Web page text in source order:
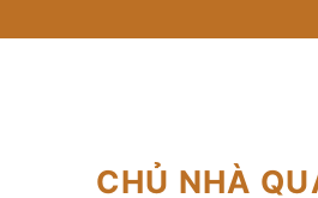
CHỦ NHÀ